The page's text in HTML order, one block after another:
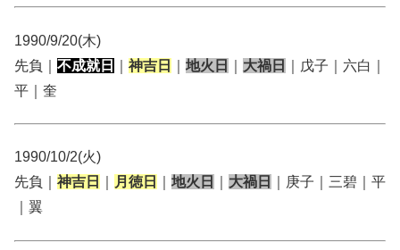
1990/9/20(木)
先負｜ 不成就日 神吉日 地火日 大禍日
｜戊子｜六白｜
平｜奎
1990/10/2(火)
先負｜ 神吉日 月徳日 地火日 大禍日
｜庚子｜三碧｜平
｜翼